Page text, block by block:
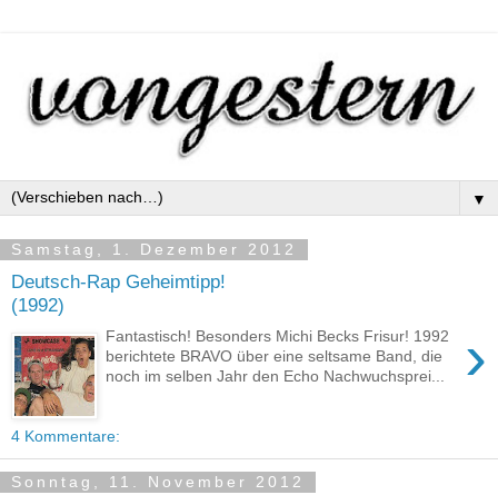
▼
Samstag, 1. Dezember 2012
Deutsch-Rap Geheimtipp!
(1992)
›
Fantastisch! Besonders Michi Becks Frisur! 1992
berichtete BRAVO über eine seltsame Band, die
noch im selben Jahr den Echo Nachwuchsprei...
4 Kommentare:
Sonntag, 11. November 2012